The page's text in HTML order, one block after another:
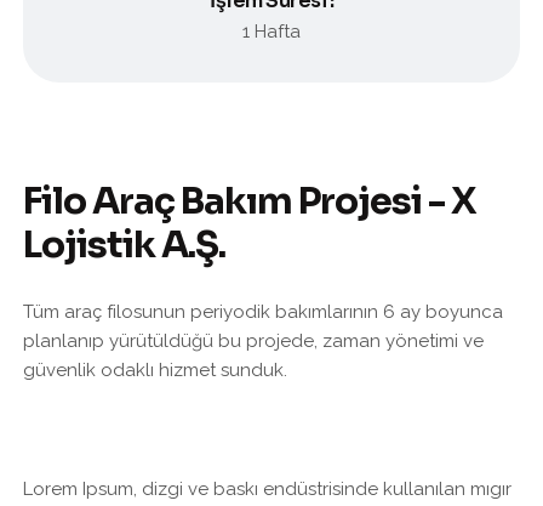
1 Hafta
Filo Araç Bakım Projesi - X
Lojistik A.Ş.
Tüm araç filosunun periyodik bakımlarının 6 ay boyunca
planlanıp yürütüldüğü bu projede, zaman yönetimi ve
güvenlik odaklı hizmet sunduk.
Lorem Ipsum, dizgi ve baskı endüstrisinde kullanılan mıgır